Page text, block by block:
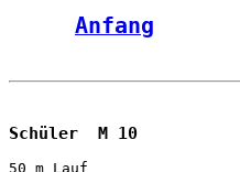
Anfang
Schüler  M 10
50 m Lauf